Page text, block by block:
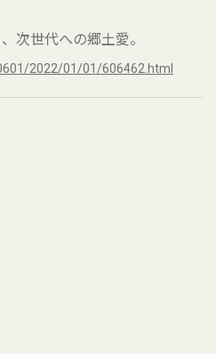
次世代への郷土愛。
2022/01/01/606462.html